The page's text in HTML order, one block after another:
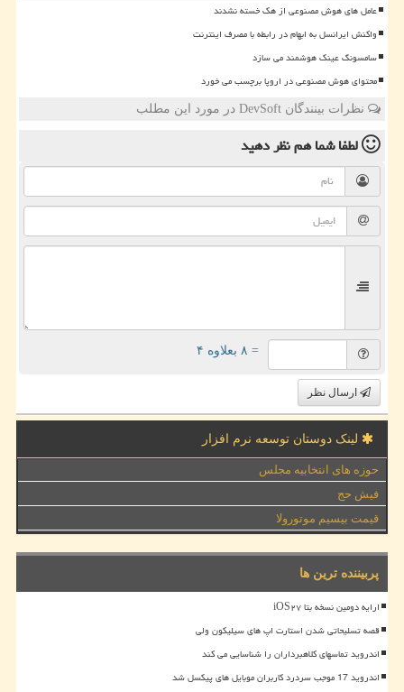
عامل های هوش مصنوعی از هک خسته نشدند
واکنش ایرانسل به ابهام در رابطه با مصرف اینترنت
سامسونگ عینک هوشمند می سازد
محتوای هوش مصنوعی در اروپا برچسب می خورد
نظرات بینندگان DevSoft در مورد این مطلب
لطفا شما همنظر دهید
= ۸ بعلاوه ۴
ارسال نظر
لینک دوستان توسعه نرم افزار
حوزه های انتخابیه مجلس
فیش حج
قیمت بیسیم موتورولا
پربیننده ترین ها
ارایه دومین نسخه بتا iOS۲۷
قصه تسلیحاتی شدن استارت اپ های سیلیکون ولی
اندروید تماسهای کلاهبرداران را شناسایی می کند
اندروید 17 موجب سردرد کاربران موبایل های پیکسل شد